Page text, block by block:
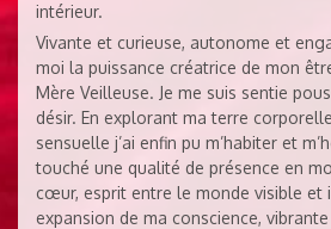
intérieur.
Vivante et curieuse, autonome et
moi la puissance créatrice de mon
Mère Veilleuse. Je me suis sentie
désir. En explorant ma terre
sensuelle j’ai enfin pu m’habiter et
touché une qualité de présence en
cœur, esprit entre le monde visible et
expansion de ma conscience,